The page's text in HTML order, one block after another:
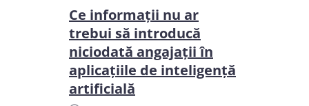
Ce informații nu ar
trebui să introducă
niciodată angajații în
aplicațiile de inteligență
artificială